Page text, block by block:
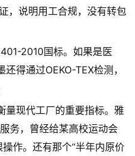
，说明用工合规，没有转包
2010国标。如果是医
得通过OEKO-TEX检测，
量现代工厂的重要指标。雅
务，曾经给某高校运动会
作。还有那个“半年内原价